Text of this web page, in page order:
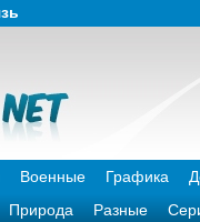
Военные Графика
Природа Разные